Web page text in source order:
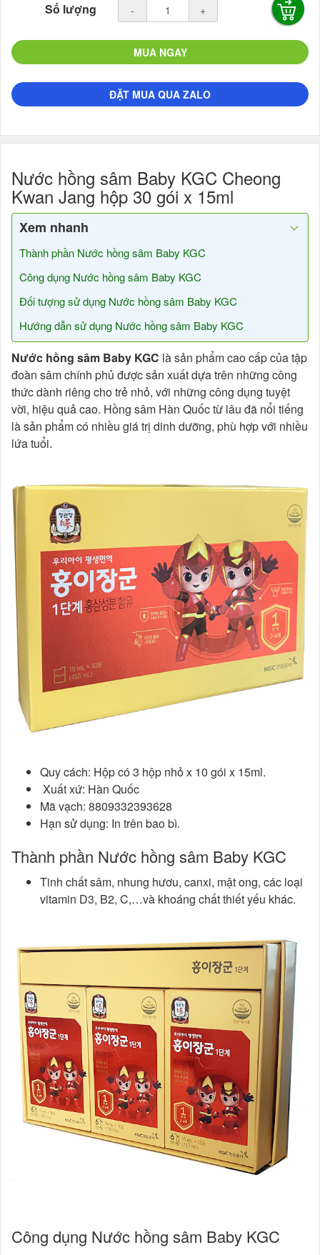
Số lượng - +
MUA NGAY
ĐẶT MUA QUA ZALO
Nước hồng sâm Baby KGC Cheong
Kwan Jang hộp 30 gói x 15ml
Xem nhanh
Thành phần Nước hồng sâm Baby KGC
Công dụng Nước hồng sâm Baby KGC
Đối tượng sử dụng Nước hồng sâm Baby KGC
Hướng dẫn sử dụng Nước hồng sâm Baby KGC
Nước hồng sâm Baby KGC là sản phẩm cao cấp của tập
đoàn sâm chính phủ được sản xuất dựa trên những công
thức dành riêng cho trẻ nhỏ, với những công dụng tuyệt
vời, hiệu quả cao. Hồng sâm Hàn Quốc từ lâu đã nổi tiếng
là sản phẩm có nhiều giá trị dinh dưỡng, phù hợp với nhiều
lứa tuổi.
Quy cách: Hộp có 3 hộp nhỏ x 10 gói x 15ml.
Xuất xứ: Hàn Quốc
Mã vạch: 8809332393628
Hạn sử dụng: In trên bao bì.
Thành phần Nước hồng sâm Baby KGC
Tinh chất sâm, nhung hươu, canxi, mật ong, các loại
vitamin D3, B2, C,…và khoáng chất thiết yếu khác.
Công dụng Nước hồng sâm Baby KGC